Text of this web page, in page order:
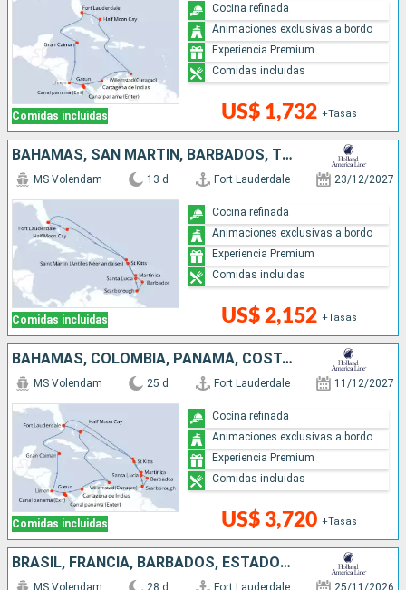
Comidas incluidas US$ 1,732 +Tasas
Cocina refinada
Animaciones exclusivas a bordo
Experiencia Premium
Comidas incluidas
BAHAMAS, SAN MARTÍN, BARBADOS, TRINIDAD Y TOBAGO, SANTA LUCIA, ANTIGUA Y BARBUDA, ESTADOS UNIDOS
Comidas incluidas
MS Volendam 13 d Fort Lauderdale 23/12/2027
US$ 2,152 +Tasas
Cocina refinada
Animaciones exclusivas a bordo
Experiencia Premium
Comidas incluidas
BAHAMAS, COLOMBIA, PANAMÁ, COSTA RICA, ISLAS CAIMÁN, ESTADOS UNIDOS, SAN MARTÍN, BARBADOS, TRINIDAD Y TOBAGO, SANTA LUCIA, ANTIGUA Y BARBUDA
Comidas incluidas
MS Volendam 25 d Fort Lauderdale 11/12/2027
US$ 3,720 +Tasas
Cocina refinada
Animaciones exclusivas a bordo
Experiencia Premium
Comidas incluidas
BRASIL, FRANCIA, BARBADOS, ESTADOS UNIDOS, SAN MARTÍN, TRINIDAD Y TOBAGO